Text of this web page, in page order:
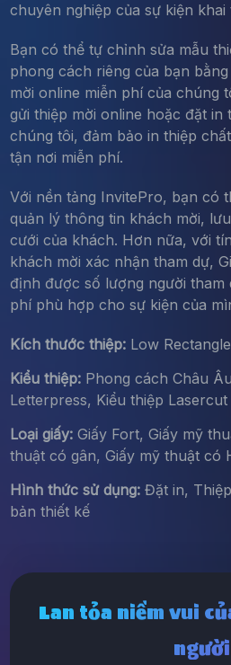
chuyên nghiệp của sự kiện
Bạn có thể tự chỉnh sửa mẫu
phong cách riêng của bạn
mời online miễn phí của chúng
gửi thiệp mời online hoặc đặt in
chúng tôi, đảm bảo in thiệp
tận nơi miễn phí.
Với nền tảng InvitePro, bạn có
quản lý thông tin khách mời,
cưới của khách. Hơn nữa, với
khách mời xác nhận tham dự,
định được số lượng người
phí phù hợp cho sự kiện của
Kích thước thiệp:Low
Kiểu thiệp:Phong cách Châu
Letterpress, Kiểu thiệp Lasercut
Loại giấy:Giấy Fort, Giấy mỹ
thuật có gân, Giấy mỹ thuật có
Hình thức sử dụng:Đặt in,
bản thiết kế
Lan tỏa niềm vui
người